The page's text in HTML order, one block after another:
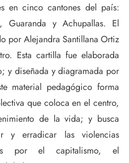
en cinco cantones del país:
Guaranda y Achupallas. El
por Alejandra Santillana Ortiz
Esta cartilla fue elaborada
y diseñada y diagramada por
material pedagógico forma
que coloca en el centro,
de la vida; y busca
y erradicar las violencias
por el capitalismo, el